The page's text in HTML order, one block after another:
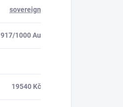
sovereign
917/1000 Au
19540 Kč